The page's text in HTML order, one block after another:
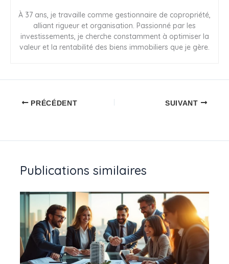
À 37 ans, je travaille comme gestionnaire de copropriété,
alliant rigueur et organisation. Passionné par les
investissements, je cherche constamment à optimiser la
valeur et la rentabilité des biens immobiliers que je gère.
PRÉCÉDENT SUIVANT
Publications similaires